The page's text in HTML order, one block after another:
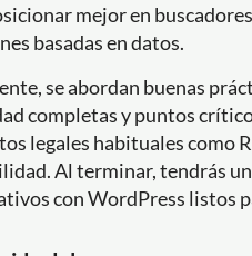
mejor en
basadas en datos.
se abordan buenas
completas y puntos
legales habituales como
Al terminar, tendrás
con WordPress listos